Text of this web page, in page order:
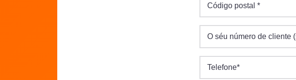
Código postal *
O séu número de cliente
Telefone*